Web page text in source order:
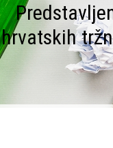
hrvatskih